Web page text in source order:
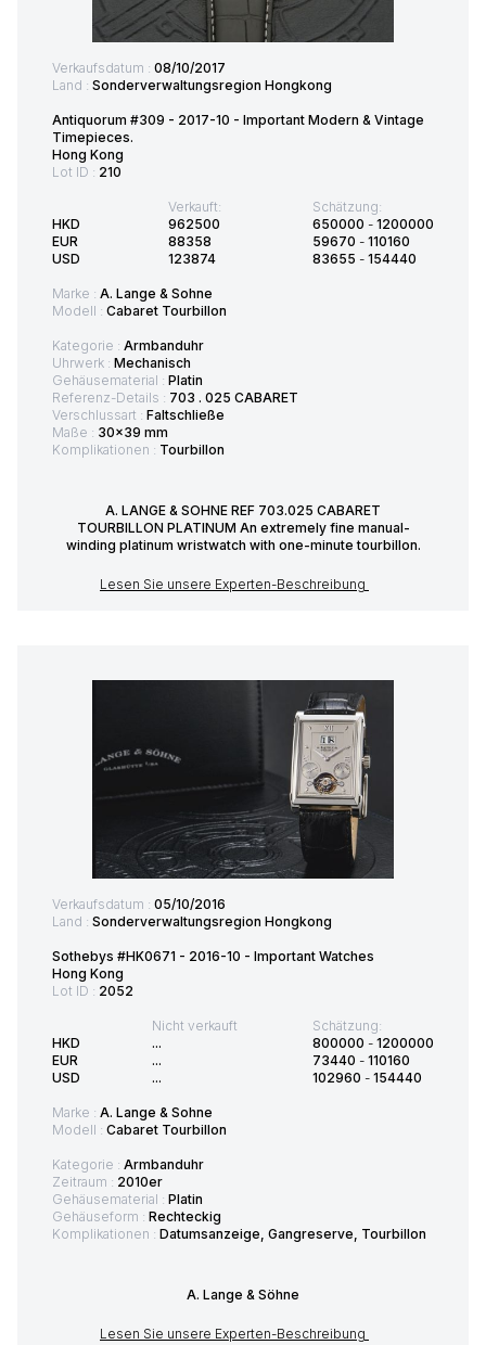
Verkaufsdatum : 08/10/2017
Land : Sonderverwaltungsregion Hongkong
Antiquorum #309 - 2017-10 - Important Modern & Vintage
Timepieces.
Hong Kong
Lot ID : 210
HKD
EUR
USD
Verkauft:
962500
88358
123874
Schätzung:
650000 - 1200000
59670 - 110160
83655 - 154440
Marke : A. Lange & Sohne
Modell : Cabaret Tourbillon
Kategorie : Armbanduhr
Uhrwerk : Mechanisch
Gehäusematerial : Platin
Referenz-Details : 703 . 025 CABARET
Verschlussart : Faltschließe
Maße : 30x39 mm
Komplikationen : Tourbillon
A. LANGE & SOHNE REF 703.025 CABARET
TOURBILLON PLATINUM An extremely fine manual-
winding platinum wristwatch with one-minute tourbillon.
Lesen Sie unsere Experten-Beschreibung
Verkaufsdatum : 05/10/2016
Land : Sonderverwaltungsregion Hongkong
Sothebys #HK0671 - 2016-10 - Important Watches
Hong Kong
Lot ID : 2052
HKD
EUR
USD
Nicht verkauft
...
...
...
Schätzung:
800000 - 1200000
73440 - 110160
102960 - 154440
Marke : A. Lange & Sohne
Modell : Cabaret Tourbillon
Kategorie : Armbanduhr
Zeitraum : 2010er
Gehäusematerial : Platin
Gehäuseform : Rechteckig
Komplikationen : Datumsanzeige, Gangreserve, Tourbillon
A. Lange & Söhne
Lesen Sie unsere Experten-Beschreibung